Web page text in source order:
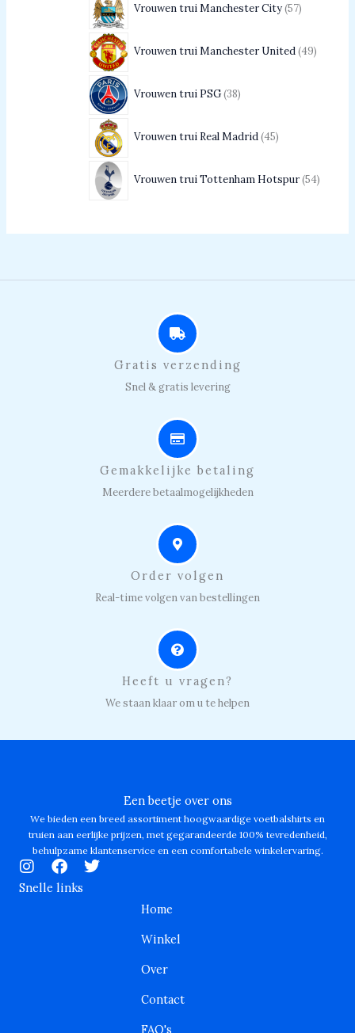
Vrouwen trui Manchester City 57
Vrouwen trui Manchester United 49
Vrouwen trui PSG 38
Vrouwen trui Real Madrid 45
Vrouwen trui Tottenham Hotspur 54
Gratis verzending
Snel & gratis levering
Gemakkelijke betaling
Meerdere betaalmogelijkheden
Order volgen
Real-time volgen van bestellingen
Heeft u vragen?
We staan klaar om u te helpen
Een beetje over ons
We bieden een breed assortiment hoogwaardige voetbalshirts en
truien aan eerlijke prijzen, met gegarandeerde 100% tevredenheid,
behulpzame klantenservice en een comfortabele winkelervaring.
I
n
s
F
a
c
T
Snelle links
Home
Winkel
Over
Contact
FAQ's